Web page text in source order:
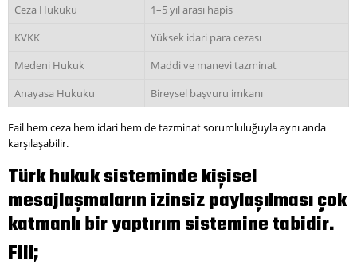
Ceza Hukuku
1–5 yıl arası hapis
KVKK
Yüksek idari para cezası
Medeni Hukuk
Maddi ve manevi tazminat
Anayasa Hukuku
Bireysel başvuru imkanı
Fail hem ceza hem idari hem de tazminat sorumluluğuyla aynı anda
karşılaşabilir.
Türk hukuk sisteminde kişisel
mesajlaşmaların izinsiz paylaşılması çok
katmanlı bir yaptırım sistemine tabidir.
Fiil;